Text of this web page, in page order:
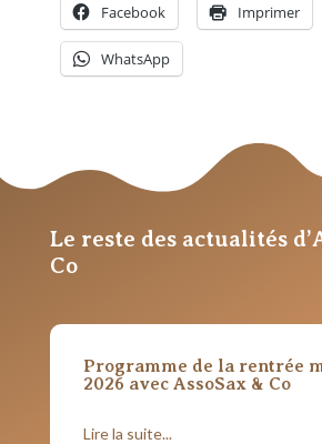
Facebook Imprimer
WhatsApp
Le reste des actualités
Co
Programme de la rentrée
2026 avec AssoSax & Co
Lire la suite...